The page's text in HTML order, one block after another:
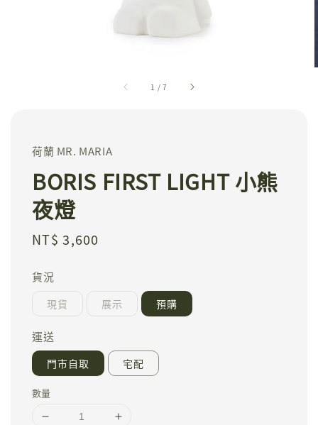
1 /7
荷蘭 MR. MARIA
BORIS FIRST LIGHT 小熊
夜燈
Regular
NT$ 3,600
貨況
現貨 展示 預購
運送
門市自取 宅配
數量